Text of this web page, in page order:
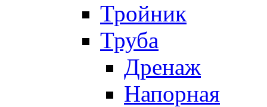
Тройник
Труба
Дренаж
Напорная